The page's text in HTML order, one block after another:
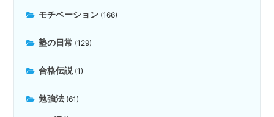
モチベーション (166)
塾の日常 (129)
合格伝説(1)
勉強法 (61)